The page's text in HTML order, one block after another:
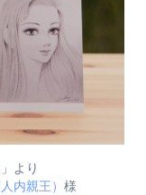
より
内親王） 様